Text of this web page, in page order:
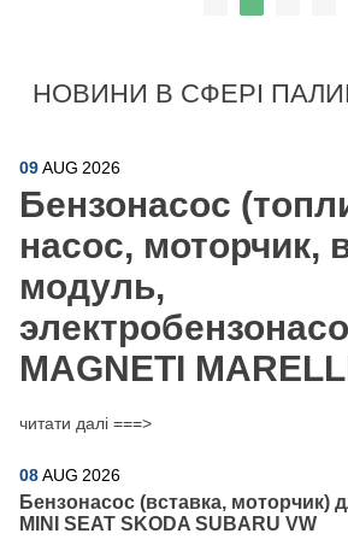
НОВИНИ В СФЕРІ
09AUG 2026
Бензонасос
насос, моторчик,
модуль,
MAGNETI
читати далі ===>
08AUG 2026
Бензонасос (вставка, моторчик)
MINI SEAT SKODA SUBARU VW